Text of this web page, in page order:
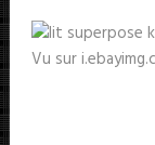
Vu sur